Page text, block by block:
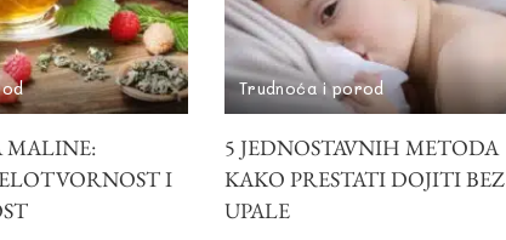
MALINE:
I
Trudnoća i porod
5 JEDNOSTAVNIH METODA
KAKO PRESTATI DOJITI BEZ
UPALE